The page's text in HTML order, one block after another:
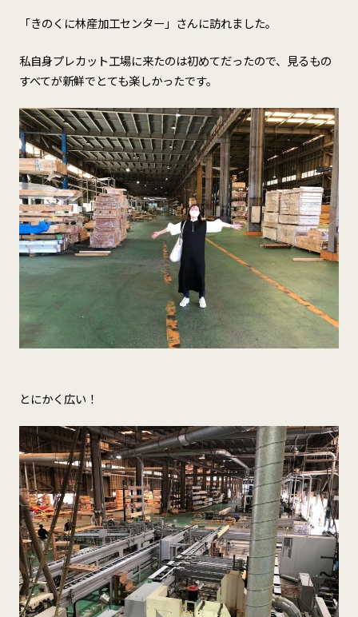
「きのくに林産加工センター」さんに訪れました。
私自身プレカット工場に来たのは初めてだったので、見るもの
すべてが新鮮でとても楽しかったです。
とにかく広い！